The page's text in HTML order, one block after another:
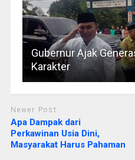
Gubernur Ajak
Karakter
Newer Post
Apa Dampak dari
Perkawinan Usia Dini,
Masyarakat Harus Pahaman